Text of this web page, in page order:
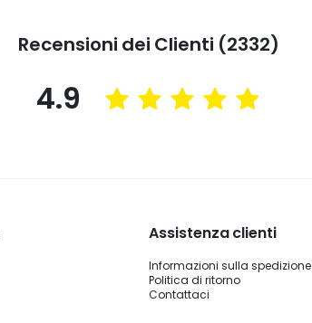
Recensioni dei Clienti (2332)
4.9
Assistenza clienti
Informazioni sulla spedizione
Politica di ritorno
Contattaci